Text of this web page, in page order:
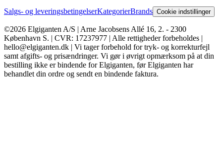
Salgs- og leveringsbetingelserKategorierBrands Cookie indstillinger
©2026 Elgiganten A/S | Arne Jacobsens Allé 16, 2. - 2300
København S. | CVR: 17237977 | Alle rettigheder forbeholdes |
hello@elgiganten.dk | Vi tager forbehold for tryk- og korrekturfejl
samt afgifts- og prisændringer. Vi gør i øvrigt opmærksom på at din
bestilling ikke er bindende for Elgiganten, før Elgiganten har
behandlet din ordre og sendt en bindende faktura.